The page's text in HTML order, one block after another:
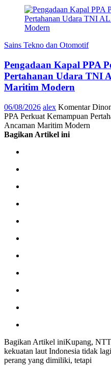
Sains Tekno dan Otomotif
Pengadaan Kapal PPA
Pertahanan Udara TNI
Maritim Modern
06/08/2026 alex Komentar
PPA Perkuat Kemampuan
Ancaman Maritim Modern
Bagikan Artikel ini
Bagikan Artikel iniKupang,
kekuatan laut Indonesia tidak
perang yang dimiliki, tetapi